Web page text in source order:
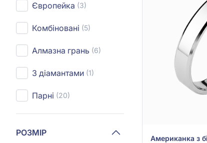
Європейка (3)
Комбіновані (5)
Алмазна грань (6)
З діамантами (1)
Парні (20)
РОЗМІР